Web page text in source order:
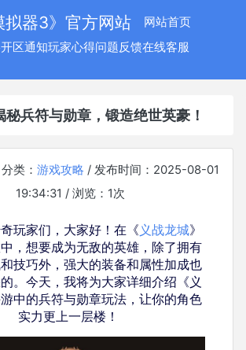
拟器3》官方网站
网站首页
开区通知玩家心得问题反馈在线客服
秘兵符与勋章，锻造绝世英豪！
类： 游戏攻略 / 发布时间：2025-08-01
19:34:31 / 浏览： 1次
玩家们，大家好！在《 义战龙城》
，想要成为无敌的英雄，除了拥有
技巧外，强大的装备和属性加成也
。今天，我将为大家详细介绍《义
中的兵符与勋章玩法，让你的角色
实力更上一层楼！